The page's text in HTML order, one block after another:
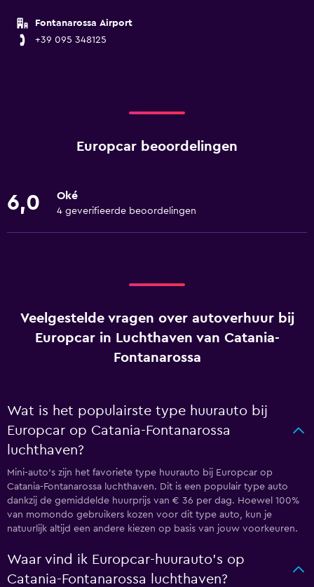
Fontanarossa Airport
+39 095 348125
Europcar beoordelingen
6,0 Oké
4 geverifieerde beoordelingen
Veelgestelde vragen over autoverhuur bij
Europcar in Luchthaven van Catania-
Fontanarossa
Wat is het populairste type huurauto bij
Europcar op Catania-Fontanarossa
luchthaven?
Mini-auto's zijn het favoriete type huurauto bij Europcar op
Catania-Fontanarossa luchthaven. Dit is een populair type auto
dankzij de gemiddelde huurprijs van € 36 per dag. Hoewel 100%
van momondo gebruikers kozen voor dit type auto, kun je
natuurlijk altijd een andere kiezen op basis van jouw voorkeuren.
Waar vind ik Europcar-huurauto's op
Catania-Fontanarossa luchthaven?